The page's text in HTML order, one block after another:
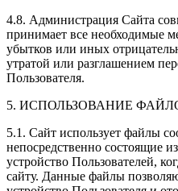
4.8. Администрация Сайта
принимает все необходимые
убытков или иных
утратой или разглашением
Пользователя.
5. ИСПОЛЬЗОВАНИЕ
5.1. Сайт использует файлы
непосредственно состоящие
устройство Пользователей,
сайту. Данные файлы